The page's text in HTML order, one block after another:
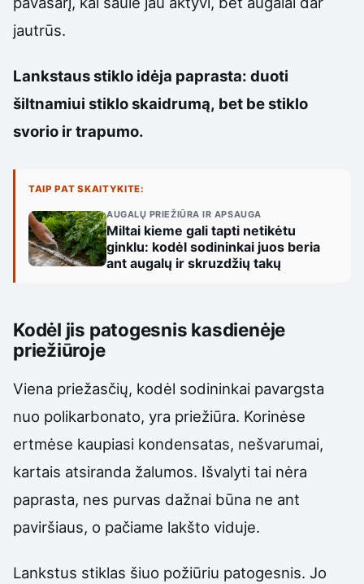
jautrūs.
Lankstaus stiklo idėja paprasta: duoti
šiltnamiui stiklo skaidrumą, bet be stiklo
svorio ir trapumo.
TAIP PAT SKAITYKITE:
AUGALŲ PRIEŽIŪRA IR APSAUGA
Miltai kieme gali tapti netikėtu
ginklu: kodėl sodininkai juos beria
ant augalų ir skruzdžių takų
Kodėl jis patogesnis kasdienėje
priežiūroje
Viena priežasčių, kodėl sodininkai pavargsta
nuo polikarbonato, yra priežiūra. Korinėse
ertmėse kaupiasi kondensatas, nešvarumai,
kartais atsiranda žalumos. Išvalyti tai nėra
paprasta, nes purvas dažnai būna ne ant
paviršiaus, o pačiame lakšto viduje.
Lankstus stiklas šiuo požiūriu patogesnis. Jo